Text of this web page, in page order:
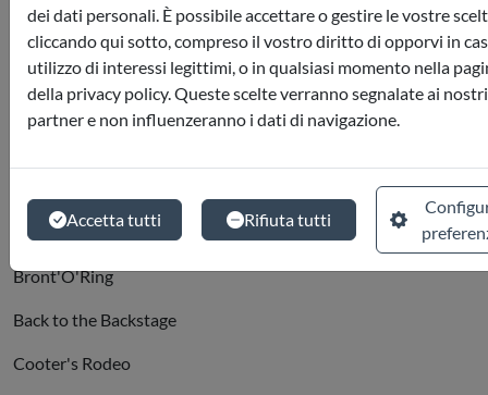
Hooray for Hollywood
Family
Fantasmik
Troncosaurus
Bront'O'Ring
Back to the Backstage
Cooter's Rodeo
dei dati personali. È possibile accettare o gestire le vostre
cliccando qui sotto, compreso il vostro diritto di opporvi in
utilizzo di interessi legittimi, o in qualsiasi momento nella
della privacy policy. Queste scelte verranno segnalate ai nostri
partner e non influenzeranno i dati di navigazione.
Accetta tutti Rifiuta tutti